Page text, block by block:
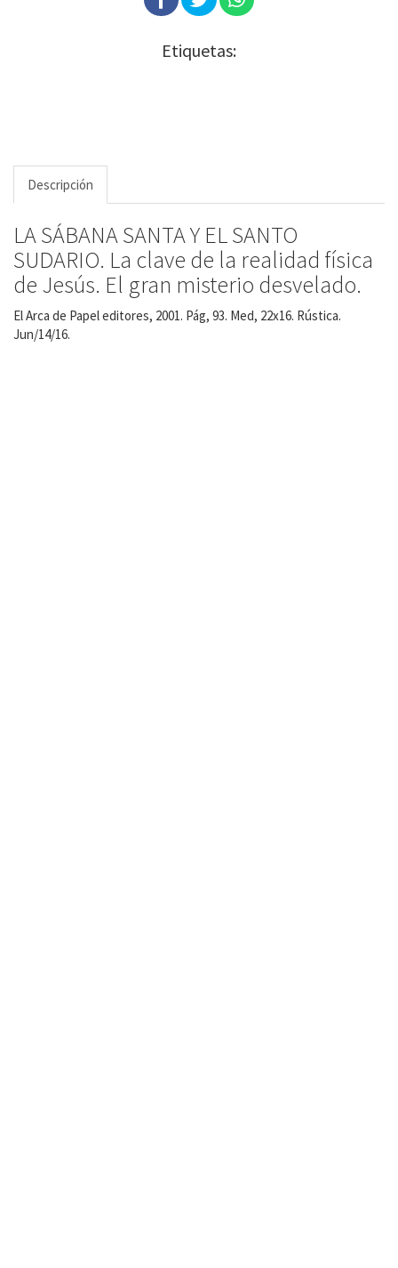
Etiquetas:
Descripción
LA SÁBANA SANTA Y EL SANTO
SUDARIO. La clave de la realidad física
de Jesús. El gran misterio desvelado.
El Arca de Papel editores, 2001. Pág, 93. Med, 22x16. Rústica.
Jun/14/16.